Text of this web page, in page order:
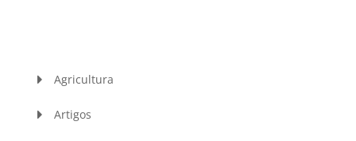
Agricultura
Artigos